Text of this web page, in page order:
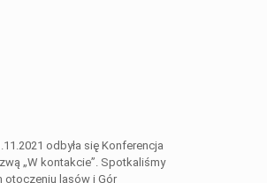
odbyła się Konferencja
„W kontakcie”. Spotkaliśmy
otoczeniu lasów i Gór